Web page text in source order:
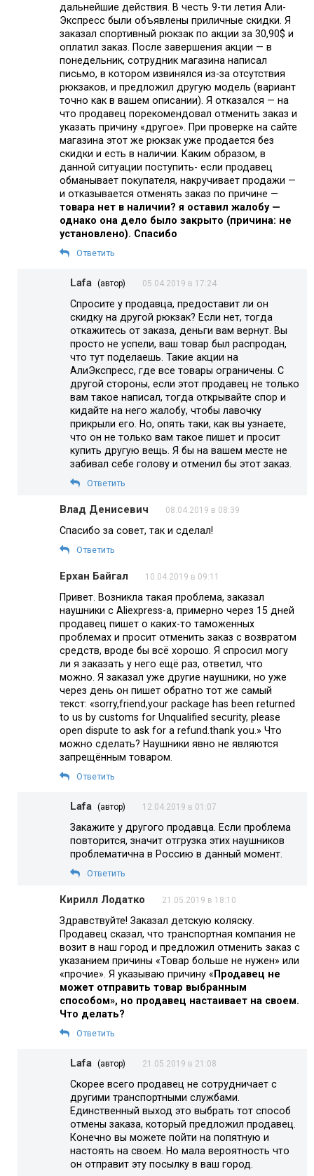
дальнейшие действия. В честь 9-ти летия Али-
Экспресс были объявлены приличные скидки. Я
заказал спортивный рюкзак по акции за 30,90$ и
оплатил заказ. После завершения акции — в
понедельник, сотрудник магазина написал
письмо, в котором извинялся из-за отсутствия
рюкзаков, и предложил другую модель (вариант
точно как в вашем описании). Я отказался — на
что продавец порекомендовал отменить заказ и
указать причину «другое». При проверке на сайте
магазина этот же рюкзак уже продается без
скидки и есть в наличии. Каким образом, в
данной ситуации поступить- если продавец
обманывает покупателя, накручивает продажи —
и отказывается отменять заказ по причине —
товара нет в наличии? я оставил жалобу —
однако она дело было закрыто (причина: не
установлено). Спасибо
Ответить
Lafa (автор) 05.04.2019 в 17:24
Спросите у продавца, предоставит ли он
скидку на другой рюкзак? Если нет, тогда
откажитесь от заказа, деньги вам вернут. Вы
просто не успели, ваш товар был распродан,
что тут поделаешь. Такие акции на
АлиЭкспресс, где все товары ограничены. С
другой стороны, если этот продавец не только
вам такое написал, тогда открывайте спор и
кидайте на него жалобу, чтобы лавочку
прикрыли его. Но, опять таки, как вы узнаете,
что он не только вам такое пишет и просит
купить другую вещь. Я бы на вашем месте не
забивал себе голову и отменил бы этот заказ.
Ответить
Влад Денисевич 08.04.2019 в 08:39
Спасибо за совет, так и сделал!
Ответить
Ерхан Байгал 10.04.2019 в 09:11
Привет. Возникла такая проблема, заказал
наушники с Aliexpress-а, примерно через 15 дней
продавец пишет о каких-то таможенных
проблемах и просит отменить заказ с возвратом
средств, вроде бы всё хорошо. Я спросил могу
ли я заказать у него ещё раз, ответил, что
можно. Я заказал уже другие наушники, но уже
через день он пишет обратно тот же самый
текст: «sorry,friend,your package has been returned
to us by customs for Unqualified security, please
open dispute to ask for a refund.thank you.» Что
можно сделать? Наушники явно не являются
запрещённым товаром.
Ответить
Lafa (автор) 12.04.2019 в 01:07
Закажите у другого продавца. Если проблема
повторится, значит отгрузка этих наушников
проблематична в Россию в данный момент.
Ответить
Кирилл Лодатко 21.05.2019 в 18:10
Здравствуйте! Заказал детскую коляску.
Продавец сказал, что транспортная компания не
возит в наш город и предложил отменить заказ с
указанием причины «Товар больше не нужен» или
«прочие». Я указываю причину « Продавец не
может отправить товар выбранным
способом», но продавец настаивает на своем.
Что делать?
Ответить
Lafa (автор) 21.05.2019 в 21:08
Скорее всего продавец не сотрудничает с
другими транспортными службами.
Единственный выход это выбрать тот способ
отмены заказа, который предложил продавец.
Конечно вы можете пойти на попятную и
настоять на своем. Но мала вероятность что
он отправит эту посылку в ваш город.